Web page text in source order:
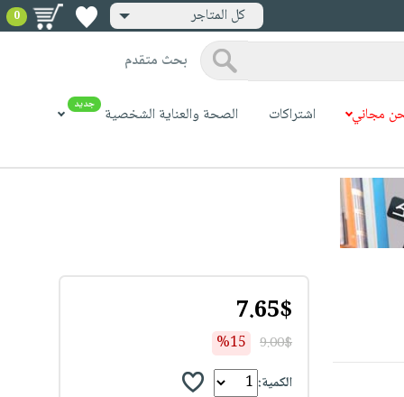
كل المتاجر 0
بحث متقدم
مجاني اشتراكات الصحة والعناية الشخصية جديد
7.65$
9.00$
%15
الكمية: